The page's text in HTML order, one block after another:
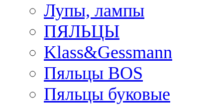
Лупы, лампы
ПЯЛЬЦЫ
Klass&Gessmann
Пяльцы BOS
Пяльцы буковые